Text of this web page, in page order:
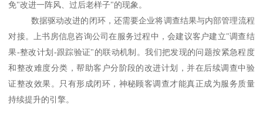
免"改进一阵风、过后老样子"的现象。
数据驱动改进的闭环，还需要企业将调查结果与内部管理流程
对接。上书房信息咨询公司在服务过程中，会建议客户建立"调查结
果-整改计划-跟踪验证"的联动机制。我们把发现的问题按紧急程度
和整改难度分类，帮助客户分阶段的改进计划，并在后续调查中验
证整改效果。只有形成闭环，神秘顾客调查才能真正成为服务质量
持续提升的引擎。